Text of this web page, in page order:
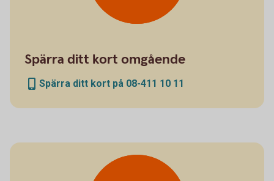
Spärra ditt kort omgående
Spärra ditt kort på 08-411 10 11